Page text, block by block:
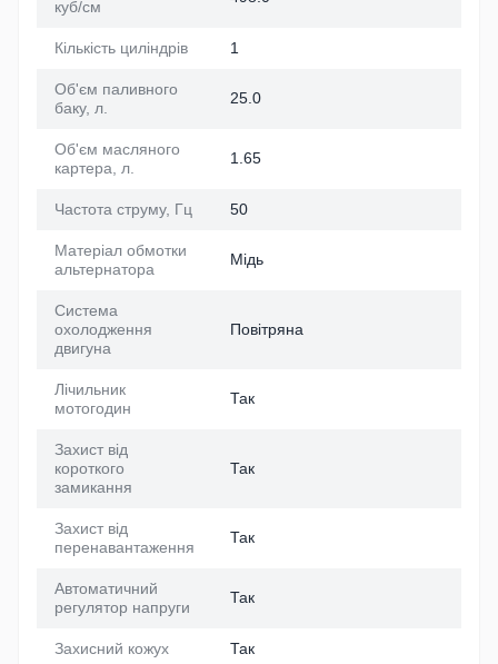
куб/см
Кількість циліндрів 1
Об'єм паливного
баку, л.
25.0
Об'єм масляного
картера, л.
1.65
Частота струму, Гц 50
Матеріал обмотки
альтернатора
Мідь
Система
охолодження
двигуна
Повітряна
Лічильник
мотогодин
Так
Захист від
короткого
замикання
Так
Захист від
перенавантаження
Так
Автоматичний
регулятор напруги
Так
Захисний кожух Так